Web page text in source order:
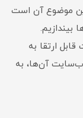
از این موضوع آن است
ارتقا به
وب‌سایت آن‌ها، به